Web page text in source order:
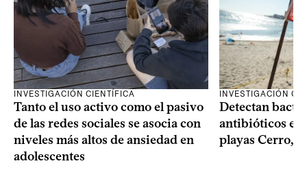
INVESTIGACIÓN CIENTÍFICA
Tanto el uso activo como el pasivo
de las redes sociales se asocia con
niveles más altos de ansiedad en
adolescentes
INVESTIGACIÓN
Detectan
antibióticos en
playas Cerro,